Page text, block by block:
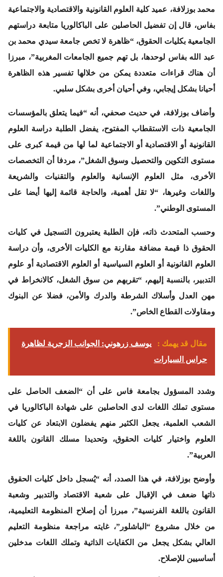
محمد بوزلافة، عميد كلية العلوم القانونية والاقتصادية والاجتماعية
بفاس، قال إن تفضيل الحاصلين على الباكالوريا متابعة دراستهم
الجامعية بكليات الحقوق، “ظاهرة لا تخص جامعة سيدي محمد بن
عبد الله بفاس لوحدها، بل تهم جميع الجامعات المغربية”، مبرزا
أن هناك قراءات متعددة يمكن من خلالها تفسير هذه الظاهرة
أحيانا بشكل إيجابي، وفي أحيان أخرى بشكل سلبي.
وأضاف بوزلافة، في حديث صحفي، أنه “فيما يتعلق بالمؤسسات
الجامعية ذات الاستقطاب المفتوح، يفضل الطلبة دراسة العلوم
القانونية أو الاقتصادية أو الاجتماعية لما لها من قيمة كبرى على
مستوى التكوين والتحصيل وسوق الشغل”، مردفا أن التخصصات
الأخرى، مثل العلوم الإنسانية والعلوم والتقنيات والشريعة
واللغات وغيرها، “لا تقل أهمية، والحاجة قائمة إليها أيضا على
المستوى الوطني”.
وحسب المتحدث ذاته، فإن الطلبة يعتبرون التسجيل في كليات
الحقوق ذا قيمة مضافة مقارنة مع الكليات الأخرى، وأن دراسة
العلوم القانونية أو العلوم السياسية أو العلوم الاقتصادية أو علوم
التدبير، بالنسبة إليهم، “تقربهم من سوق الشغل، كالانخراط في
مهن العدل وأسلاك الشرطة والدرك والأمن، فضلا عن البنوك
ومقاولات القطاع الخاص”.
مقال قد يهمك :
يوسف زرهوني: الجوانب الزجرية لظاهرة
حراس السيارات
وشدد المسؤول بجامعة فاس على أن “الضعف الحاصل على
مستوى تملك اللغات لدى الحاصلين على شهادة الباكالوريا في
الشعب العلمية، يجعل الكثير منهم يفضلون الابتعاد عن كليات
العلوم واختيار كليات الحقوق، وتحديدا مسلك القانون باللغة
العربية”.
وأوضح بوزلافة، في هذا الصدد، أنه “يُسجل داخل كليات الحقوق
ذاتها ضعف في الإقبال على شعبة الاقتصاد والتدبير وشعبة
القانون باللغة الفرنسية”، مبرزا أن إصلاح المنظومة التعليمية،
من خلال مشروع “الباشلور”، غايته مراجعة منظومة التعليم
العالي بشكل يجعل من الكفايات الذاتية وتملك اللغات مدخلين
أساسيين للإصلاح.